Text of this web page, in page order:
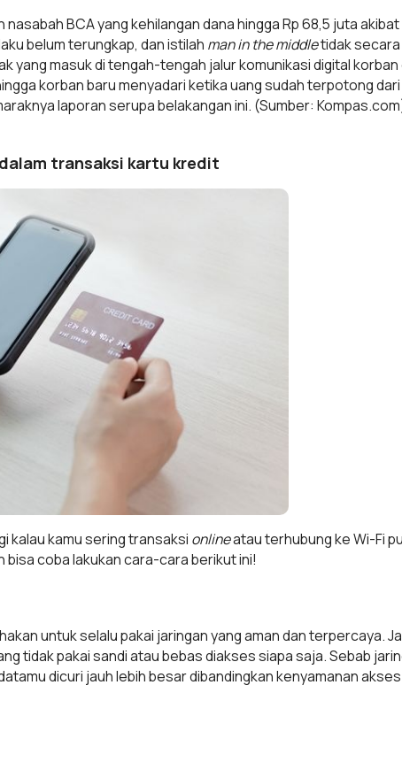
BCA yang kehilangan dana hingga Rp 68,5 juta akibat
belum terungkap, dan istilah man in the middletidak secara
yang masuk di tengah-tengah jalur komunikasi digital korban
korban baru menyadari ketika uang sudah terpotong dari
laporan serupa belakangan ini. (Sumber:
transaksi kartu kredit
kalau kamu sering transaksi onlineatau terhubung ke Wi-Fi
bisa coba lakukan cara-cara berikut ini!
untuk selalu pakai jaringan yang aman dan terpercaya.
tidak pakai sandi atau bebas diakses siapa saja. Sebab
dicuri jauh lebih besar dibandingkan kenyamanan